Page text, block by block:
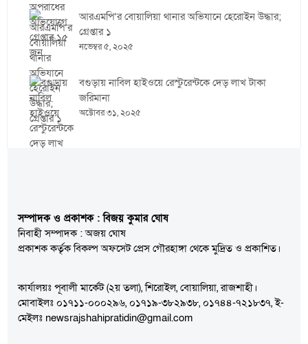
আরএমপি’র বোয়ালিয়া থানার অভিযানে হেরোইন উদ্ধার;
গ্রেপ্তার ১
নভেম্বর ৫, ২০২৫
বগুড়ায় নাবিল হাইওয়ে রেস্টুরেন্টকে দেড় লাখ টাকা
জরিমানা
অক্টোবর ৩১, ২০২৫
সম্পাদক ও প্রকাশক : বিজয় কুমার ঘোষ
নিবাহী সম্পাদক : অজয় ঘোষ
প্রকাশক কর্তৃক বিকল্প অফসেট প্রেস গৌরহাঙ্গা থেকে মুদ্রিত ও প্রকাশিত।
কার্যালয়ঃ পূবালী মার্কেট (২য় তলা), শিরোইল, বোয়ালিয়া, রাজশাহী।
মোবাইলঃ ০১৭১১-০০০২৯৬, ০১৭১৯-৩৮২৯৩৮, ০১৭৪৪-৭২১৮৩৭, ই-
মেইলঃ newsrajshahipratidin@gmail.com